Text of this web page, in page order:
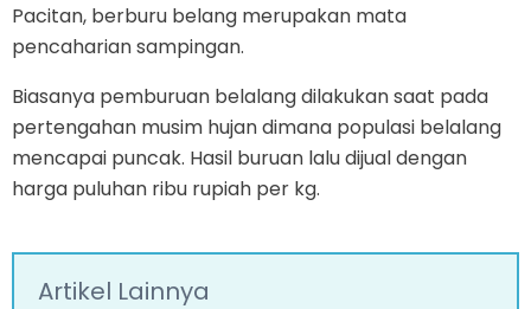
Pacitan, berburu belang merupakan mata
pencaharian sampingan.
Biasanya pemburuan belalang dilakukan saat pada
pertengahan musim hujan dimana populasi belalang
mencapai puncak. Hasil buruan lalu dijual dengan
harga puluhan ribu rupiah per kg.
Artikel Lainnya